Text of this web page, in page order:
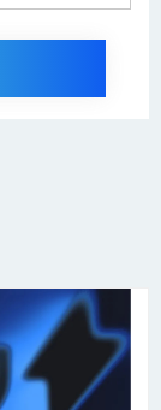
GPT-4
ャンプ